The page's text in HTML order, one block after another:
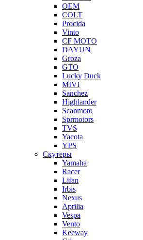
OEM
COLT
Procida
Vinto
CF MOTO
DAYUN
Groza
GTO
Lucky Duck
MIVI
Sanchez
Highlander
Scanmoto
Sprmotors
TVS
Yacota
YPS
Скутеры
Yamaha
Racer
Lifan
Irbis
Nexus
Aprilia
Vespa
Vento
Keeway